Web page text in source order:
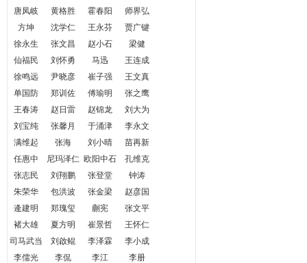
唐凤岐
黄格胜 霍春阳
师界弘
方坤
沈学仁 王永芬
贾广键
徐永生
张文昌 赵小石
梁健
仙福民
刘怀勇 马迅
王连成
徐鸣远
尹晓彦 崔子强
王文真
单国防
郑训佐 傅瑜明
张之鹰
王春涛
赵日雷 赵锦龙
刘大为
刘宝纯
张馨月 于涌津
李永文
满维起
张海 刘小晴
苗再新
任惠中
尼玛泽仁 欧阳中石
孔维克
张志民
刘翔鹏 张登堂
钟涛
朱荣华
包洪波 张金梁
赵彦国
逄建明
郑瑰玺 蒯宪
张文平
褚大雄
夏方明 崔景哲
王怀仁
司马武当
刘啟鲲 李泽霖
李小成
李儒光
李侃 李江
李册